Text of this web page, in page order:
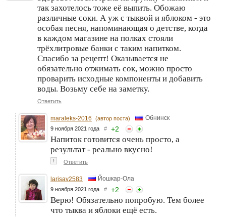
так захотелось тоже её выпить. Обожаю
различные соки. А уж с тыквой и яблоком - это
особая песня, напоминающая о детстве, когда
в каждом магазине на полках стояли
трёхлитровые банки с таким напитком.
Спасибо за рецепт! Оказывается не
обязательно отжимать сок, можно просто
проварить исходные компоненты и добавить
воды. Возьму себе на заметку.
Ответить
maraleks-2016 (автор поста) Обнинск
9 ноября 2021 года # +2
Напиток готовится очень просто, а
результат - реально вкусно!
↑ Ответить
larisav2583 Йошкар-Ола
9 ноября 2021 года # +2
Верю! Обязательно попробую. Тем более
что тыква и яблоки ещё есть.